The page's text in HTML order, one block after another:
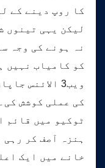
کا روپ دینے کے
لیکن یہی تینوں
نہ ہونے کی وجہ
کو کامیاب نہیں
کی عملی کوشش کی۔
ٹوکیو میں قائم
ہنزہ آصف کر
خانے میں ایک